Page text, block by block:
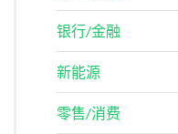
银行/金融
新能源
零售/消费